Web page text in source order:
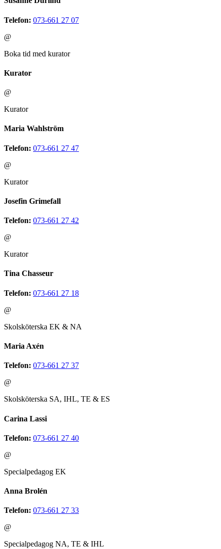
Telefon: 073-661 27 07
@
Boka tid med kurator
Kurator
@
Kurator
Maria Wahlström
Telefon: 073-661 27 47
@
Kurator
Josefin Grimefall
Telefon: 073-661 27 42
@
Kurator
Tina Chasseur
Telefon: 073-661 27 18
@
Skolsköterska EK & NA
Maria Axén
Telefon: 073-661 27 37
@
Skolsköterska SA, IHL, TE & ES
Carina Lassi
Telefon: 073-661 27 40
@
Specialpedagog EK
Anna Brolén
Telefon: 073-661 27 33
@
Specialpedagog NA, TE & IHL